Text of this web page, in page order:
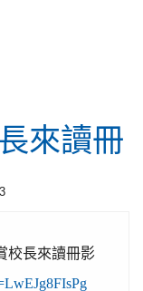
來讀冊
校長來讀冊影